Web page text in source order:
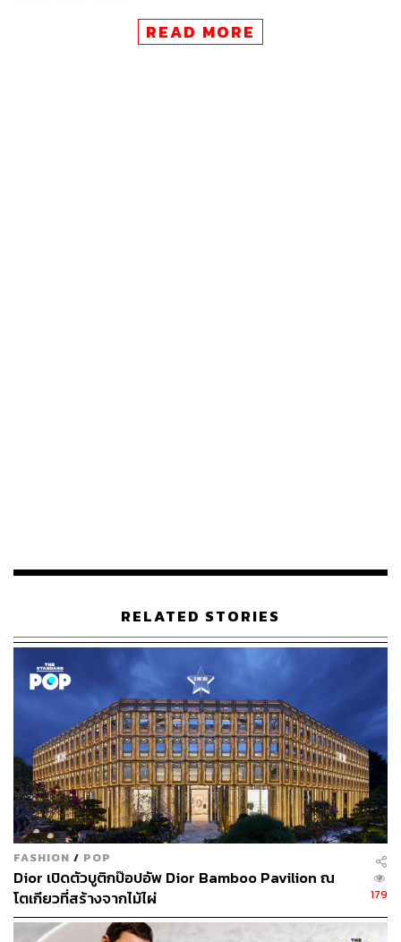
เชฟชาวเนเปิลส์คนนี้ปรุงเมนูอิตาเลียนแบบที่ทั้งต้นตำรับและ
โฮมเมดได้อย่างน่าสนใจ อีกทั้งยังไม่หนักท้องจนเกินไป ทั้ง
Uovo Croccante, Pecorino al Tartufo ชื่ออ่านยาก แต่ว่า
ง่ายๆ คือไข่ออร์แกนิกกรอบนอกเยิ้มใน เสิร์ฟมาพร้อมโฟม
ชีสเพโคริโน ทรัฟเฟิลเพสโต และผักโขม ซึ่งการกินอย่างถูก
วิธีจะต้องเจาะให้ไข่แตกและกินทุกส่วนผสมพร้อมกัน
READ MORE
RELATED STORIES
FASHION / POP
Dior เปิดตัวบูติกป๊อปอัพ Dior Bamboo Pavilion ณ
โตเกียวที่สร้างจากไม้ไผ่
179